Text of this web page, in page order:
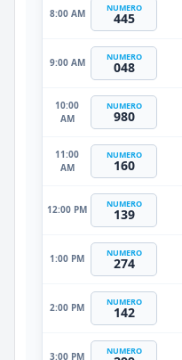
8:00 AM NUMERO
445
9:00 AM NUMERO
048
10:00
AM
NUMERO
980
11:00
AM
NUMERO
160
12:00 PM NUMERO
139
1:00 PM NUMERO
274
2:00 PM NUMERO
142
3:00 PM NUMERO